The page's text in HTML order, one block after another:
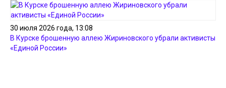
30 июля 2026 года, 13:08
В Курске брошенную аллею Жириновского убрали активисты
«Единой России»